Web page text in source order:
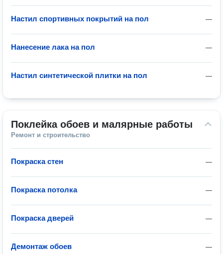
—
Настил спортивных покрытий на пол
—
Нанесение лака на пол
—
Настил синтетической плитки на пол
Поклейка обоев и малярные работы
Ремонт и строительство
—
Покраска стен
—
Покраска потолка
—
Покраска дверей
—
Демонтаж обоев